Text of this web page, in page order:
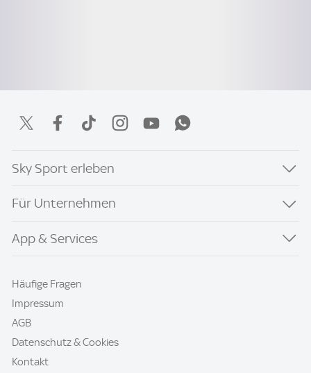
Sky Sport erleben
Für Unternehmen
App & Services
Häufige Fragen
Impressum
AGB
Datenschutz & Cookies
Kontakt